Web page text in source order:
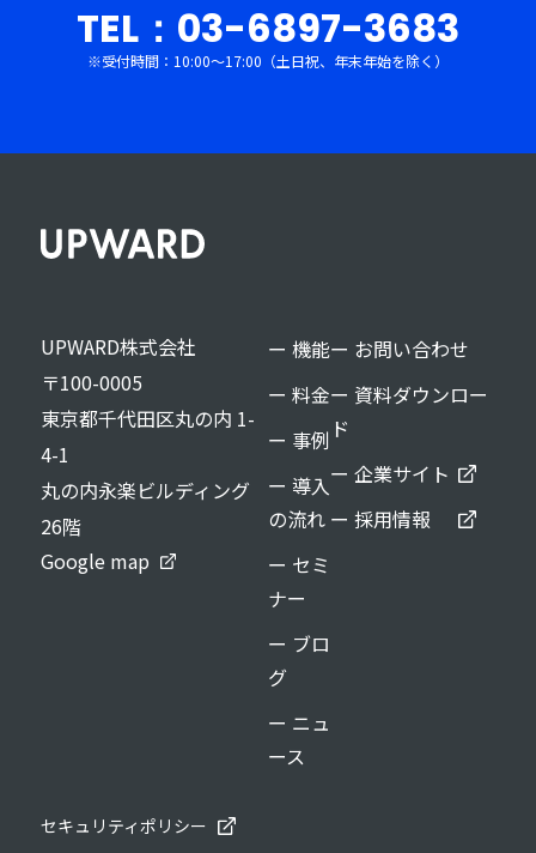
TEL：03-6897-3683
※受付時間：10:00〜17:00（土日祝、年末年始を除く）
UPWARD株式会社
〒100-0005
東京都千代田区丸の内 1-
4-1
丸の内永楽ビルディング
26階
Google map
ー 機能
ー 料金
ー 事例
ー 導入
の流れ
ー セミ
ナー
ー ブロ
グ
ー ニュ
ース
ー お問い合わせ
ー 資料ダウンロー
ド
ー 企業サイト
ー 採用情報
セキュリティポリシー